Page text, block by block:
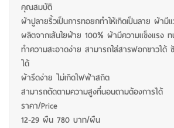
คุณสมบัติ
ผ้าปูลายริ้วเป็นการทอยกทำให้เกิดเป็นลาย ผ้ามี
ผลิตจากเส้นใยฝ้าย 100% ผ้ามีความแข็งแรง
ทำความสะอาดง่าย สามารถใส่สารฟอกขาวได้
ได้
ผ้ารีดง่าย ไม่เกิดไฟฟ้าสถิต
สามารถตัดตามความสูงที่นอนตามต้องการได้
ราคา/Price
12-29 ผืน 780 บาท/ผืน